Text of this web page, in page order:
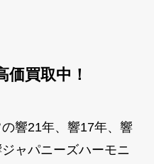
買取中！
響21年、響17年、響
ャパニーズハーモニ